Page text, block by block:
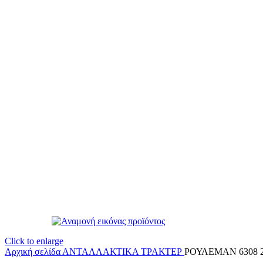
Click to enlarge
Αρχική σελίδα ΑΝΤΑΛΛΑΚΤΙΚΑ ΤΡΑΚΤΕΡ ΡΟΥΛΕΜΑΝ 6308